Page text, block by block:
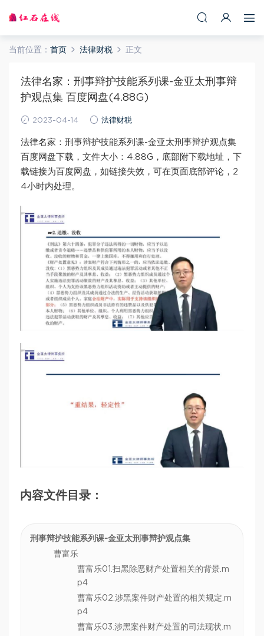
当前位置： 首页 法律财税 正文
法律名家：刑事辩护技能系列课-金亚太刑事辩
护观点集 百度网盘(4.88G)
2023-04-14 法律财税
法律名家：刑事辩护技能系列课-金亚太刑事辩护观点集
百度网盘下载，文件大小：4.88G，底部附下载地址，下
载链接为百度网盘，如链接失效，可在页面底部评论，2
4小时内处理。
内容文件目录：
刑事辩护技能系列课-金亚太刑事辩护观点集
曹富乐
曹富乐01.扫黑除恶财产处置相关的背景.m
p4
曹富乐02.涉黑案件财产处置的相关规定.m
p4
曹富乐03.涉黑案件财产处置的司法现状.m